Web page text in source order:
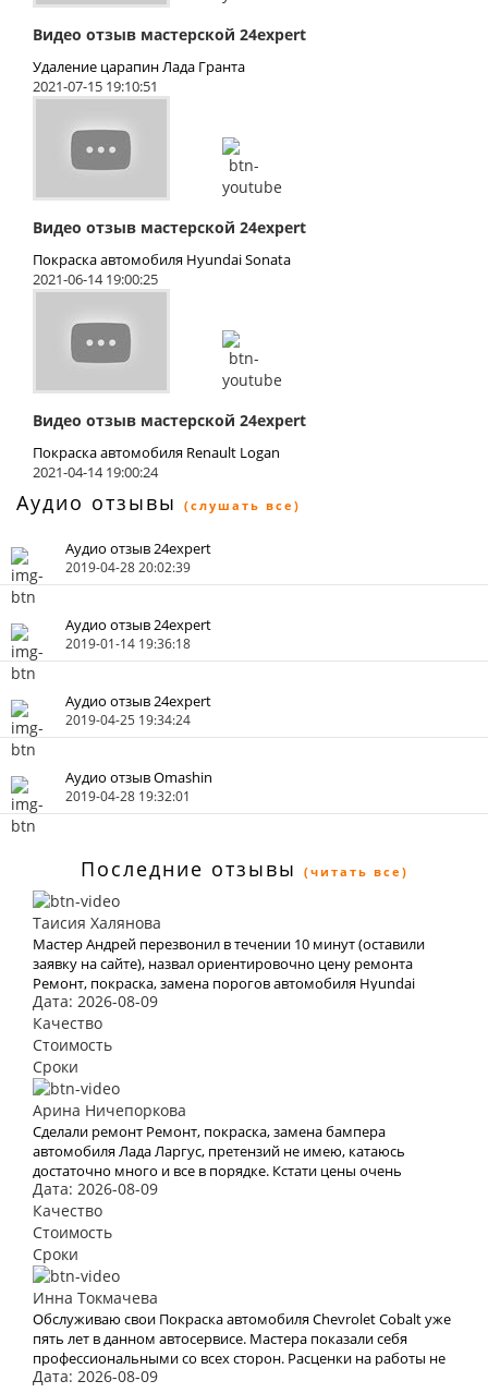
Видео отзыв мастерской 24expert
Удаление царапин Лада Гранта
2021-07-15 19:10:51
Видео отзыв мастерской 24expert
Покраска автомобиля Hyundai Sonata
2021-06-14 19:00:25
Видео отзыв мастерской 24expert
Покраска автомобиля Renault Logan
2021-04-14 19:00:24
Аудио отзывы (слушать все)
Аудио отзыв 24expert
2019-04-28 20:02:39
Аудио отзыв 24expert
2019-01-14 19:36:18
Аудио отзыв 24expert
2019-04-25 19:34:24
Аудио отзыв Omashin
2019-04-28 19:32:01
Последние отзывы (читать все)
Таисия Халянова
Мастер Андрей перезвонил в течении 10 минут (оставили
заявку на сайте), назвал ориентировочно цену ремонта
Ремонт, покраска, замена порогов автомобиля Hyundai
Sonata , заехал, забрал уже через два часа перезвонил и
сказал что всё готово. Спасибо большое.
Дата: 2026-08-09
Качество
Стоимость
Сроки
Арина Ничепоркова
Сделали ремонт Ремонт, покраска, замена бампера
автомобиля Лада Ларгус, претензий не имею, катаюсь
достаточно много и все в порядке. Кстати цены очень
радуют, мелкие работы делаю тоже у них. Все понравилось.
Дата: 2026-08-09
Качество
Стоимость
Сроки
Инна Токмачева
Обслуживаю свои Покраска автомобиля Chevrolet Cobalt уже
пять лет в данном автосервисе. Мастера показали себя
профессиональными со всех сторон. Расценки на работы не
высокие, на ТО всегда приезжал только с деньгами, а все
Дата: 2026-08-09